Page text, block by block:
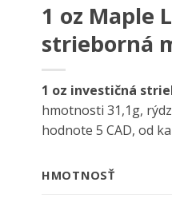
1 oz Maple
strieborná
1 oz investičná
hmotnosti 31,1g,
hodnote 5 CAD, od
HMOTNOSŤ